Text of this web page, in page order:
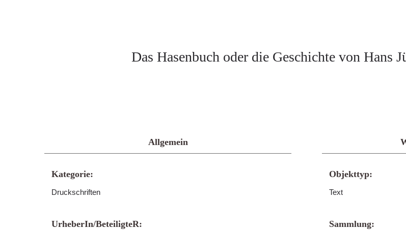
Das Hasenbuch oder die Geschichte von Hans
Allgemein
Kategorie:
Druckschriften
UrheberIn/BeteiligteR:
Objekttyp:
Text
Sammlung: